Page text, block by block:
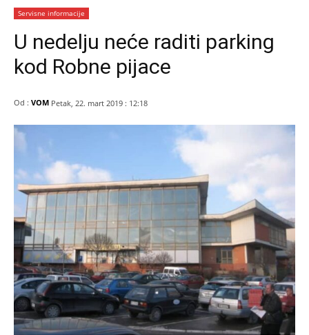
Servisne informacije
U nedelju neće raditi parking
kod Robne pijace
Od : VOM Petak, 22. mart 2019 : 12:18